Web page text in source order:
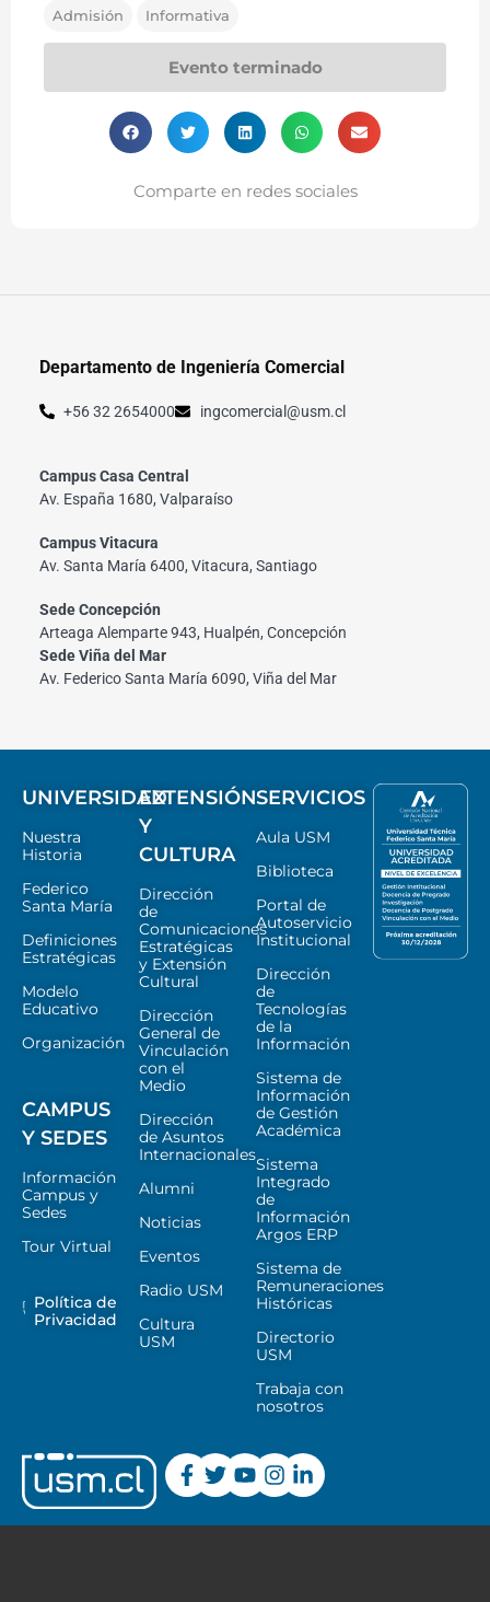
Admisión Informativa
Evento terminado
Comparte en redes sociales
Departamento de Ingeniería Comercial
+56 32 2654000 ingcomercial@usm.cl
Campus Casa Central
Av. España 1680, Valparaíso
Campus Vitacura
Av. Santa María 6400, Vitacura, Santiago
Sede Concepción
Arteaga Alemparte 943, Hualpén, Concepción
Sede Viña del Mar
Av. Federico Santa María 6090, Viña del Mar
UNIVERSIDAD
Nuestra
Historia
Federico
Santa María
Definiciones
Estratégicas
Modelo
Educativo
Organización
CAMPUS
Y SEDES
Información
Campus y
Sedes
Tour Virtual
Política de
Privacidad
EXTENSIÓN
Y
CULTURA
Dirección
de
Comunicaciones
Estratégicas
y Extensión
Cultural
Dirección
General de
Vinculación
con el
Medio
Dirección
de Asuntos
Internacionales
Alumni
Noticias
Eventos
Radio USM
Cultura
USM
SERVICIOS
Aula USM
Biblioteca
Portal de
Autoservicio
Institucional
Dirección
de
Tecnologías
de la
Información
Sistema de
Información
de Gestión
Académica
Sistema
Integrado
de
Información
Argos ERP
Sistema de
Remuneraciones
Históricas
Directorio
USM
Trabaja con
nosotros